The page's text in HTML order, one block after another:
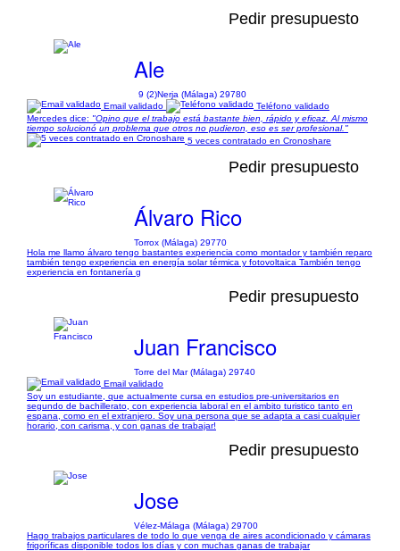
Pedir presupuesto
Ale
9 (2)Nerja (Málaga) 29780
Email validado
Teléfono validado
Mercedes dice: "Opino que el trabajo está bastante bien, rápido y eficaz. Al mismo
tiempo solucionó un problema que otros no pudieron, eso es ser profesional."
5 veces contratado en Cronoshare
Pedir presupuesto
Álvaro Rico
Torrox (Málaga) 29770
Hola me llamo álvaro tengo bastantes experiencia como montador y también reparo
también tengo experiencia en energía solar térmica y fotovoltaica También tengo
experiencia en fontanería g
Pedir presupuesto
Juan Francisco
Torre del Mar (Málaga) 29740
Email validado
Soy un estudiante, que actualmente cursa en estudios pre-universitarios en
segundo de bachillerato, con experiencia laboral en el ambito turistico tanto en
espana, como en el extranjero. Soy una persona que se adapta a casi cualquier
horario, con carisma, y con ganas de trabajar!
Pedir presupuesto
Jose
Vélez-Málaga (Málaga) 29700
Hago trabajos particulares de todo lo que venga de aires acondicionado y cámaras
frigoríficas disponible todos los días y con muchas ganas de trabajar